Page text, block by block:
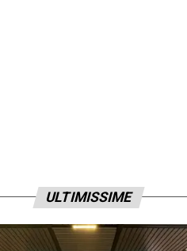
ULTIMISSIME